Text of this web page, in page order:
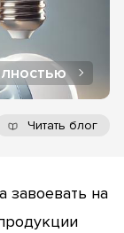
Читать блог
завоевать на